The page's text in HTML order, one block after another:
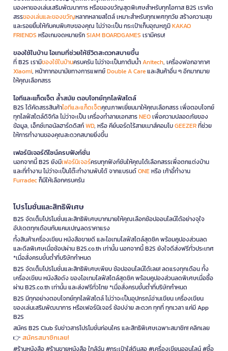
มองหาของเล่นเสริมพัฒนาการ หรือของขวัญสุดพิเศษสำหรับทุกโอกาส B2S เราคัด
สรรของเล่นและของขวัญหลากหลายสไตล์ เหมาะสำหรับทุกเพศทุกวัย สร้างความสุข
และรอยยิ้มให้กับคนพิเศษของคุณ ไม่ว่าจะเป็น กระเป๋าเก็บอุณหภูมิKAKAO
FRIENDS หรือเกมจดหมายรักSIAM BOARDGAMES เรามีครบ!
ของใช้ในบ้าน ไอเทมที่ช่วยให้ชีวิตสะดวกสบายขึ้น
ที่ B2S เรามีของใช้ในบ้านครบครัน ไม่ว่าจะเป็นกาต้มน้ำAnitech, เครื่องฟอกอากาศ
Xiaomi, หน้ากากอนามัยทางการแพทย์Double A Careและสินค้าอื่น ๆ อีกมากมาย
ให้คุณเลือกสรร
ไอทีและแก็ดเจ็ต ล้ำสมัย ตอบโจทย์ทุกไลฟ์สไตล์
B2S ได้คัดสรรสินค้าไอทีและแก็ดเจ็ตคุณภาพเยี่ยมมาให้คุณเลือกสรร เพื่อตอบโจทย์
ทุกไลฟ์สไตล์ดิจิทัล ไม่ว่าจะเป็น เครื่องทำลายเอกสารNEOเพื่อความปลอดภัยของ
ข้อมูล, เอ็กซ์เทอนัลฮาร์ดดิสก์WD, หรือ คีย์บอร์ดไร้สายเมาส์คอมโบGEEZERที่ช่วย
ให้การทำงานของคุณสะดวกสบายยิ่งขึ้น
เฟอร์นิเจอร์ดีไซน์ครบฟังก์ชั่น
นอกจากนี้ B2S ยังมีเฟอร์นิเจอร์ครบทุกฟังก์ชันให้คุณได้เลือกสรรเพื่อตกแต่งบ้าน
และที่ทำงาน ไม่ว่าจะเป็นโต๊ะทำงานพับได้ จากแบรนด์ONEหรือ เก้าอี้ทำงาน
Furradecก็มีให้เลือกครบครัน
โปรโมชั่นและสิทธิพิเศษ
B2S จัดเต็มโปรโมชั่นและสิทธิพิเศษมากมายให้คุณเลือกช้อปออนไลน์ได้อย่างจุใจ
อัปเดตทุกเดือนกับแคมเปญลดราคาแรง
ทั้งสินค้าเครื่องเขียน หนังสือขายดี และไอเทมไลฟ์สไตล์สุดชิค พร้อมคูปองส่วนลด
และดีลพิเศษเมื่อช้อปผ่าน B2S.co.th เท่านั้น นอกจากนี้ B2S ยังใจดีส่งฟรีทั่วประเทศ
*เมื่อสั่งครบขั้นต่ำที่บริษัทกำหนด
B2S จัดเต็มโปรโมชั่นและสิทธิพิเศษเพียบ ช้อปออนไลน์ได้เลย! ลดแรงทุกเดือน ทั้ง
เครื่องเขียน หนังสือดัง ของไอเทมไลฟ์สไตล์สุดชิค พร้อมคูปองส่วนลดพิเศษเมื่อซื้อ
ผ่าน B2S.co.th เท่านั้น และส่งฟรีทั่วไทย *เมื่อสั่งครบขั้นต่ำที่บริษัทกำหนด
B2S มีทุกอย่างตอบโจทย์ทุกไลฟ์สไตล์ ไม่ว่าจะเป็นอุปกรณ์อ่านเขียน เครื่องเขียน
ของเล่นเสริมพัฒนาการ หรือเฟอร์นิเจอร์ ช้อปง่าย สะดวก ทุกที่ ทุกเวลา แค่มี App
B2S
สมัคร B2S Club รับข่าวสารโปรโมชั่นก่อนใคร และสิทธิพิเศษเฉพาะสมาชิก! คลิกเลย
👉 สมัครสมาชิกเลย!
#ร้านหนังสือ #ร้านขายหนังสือ ใกล้ฉัน #กระเป๋าใส่ดินสอ #เครื่องเขียนออนไลน์ #ซื้อ